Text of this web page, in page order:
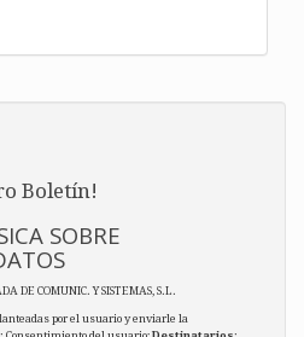
Boletín!
SOBRE
DE COMUNIC. Y SISTEMAS, S.L.
por el usuario y enviarle la